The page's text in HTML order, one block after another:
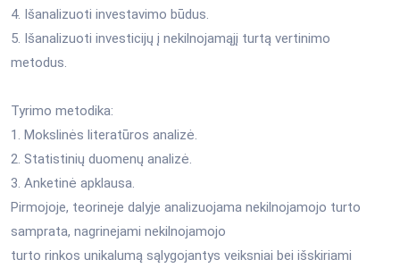
4. Išanalizuoti investavimo būdus.
5. Išanalizuoti investicijų į nekilnojamąjį turtą vertinimo
metodus.
Tyrimo metodika:
1. Mokslinės literatūros analizė.
2. Statistinių duomenų analizė.
3. Anketinė apklausa.
Pirmojoje, teorineje dalyje analizuojama nekilnojamojo turto
samprata, nagrinejami nekilnojamojo
turto rinkos unikalumą sąlygojantys veiksniai bei išskiriami